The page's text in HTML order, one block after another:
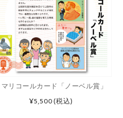
マリコールカード「ノーベル賞」
¥5,500 (税込)